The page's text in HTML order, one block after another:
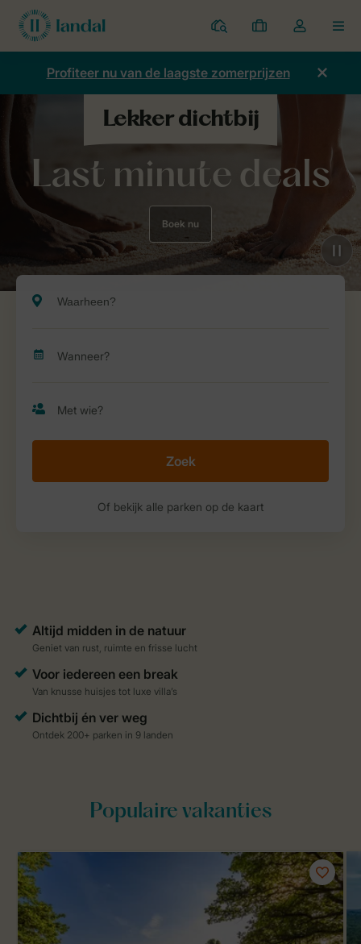
Parken
Mijn
boekingen
Open
de
dropdown
Profiteer nu van de laagste zomerprijzen
Last minute deals
Boek nu
Zoek
Of bekijk alle parken op de kaart